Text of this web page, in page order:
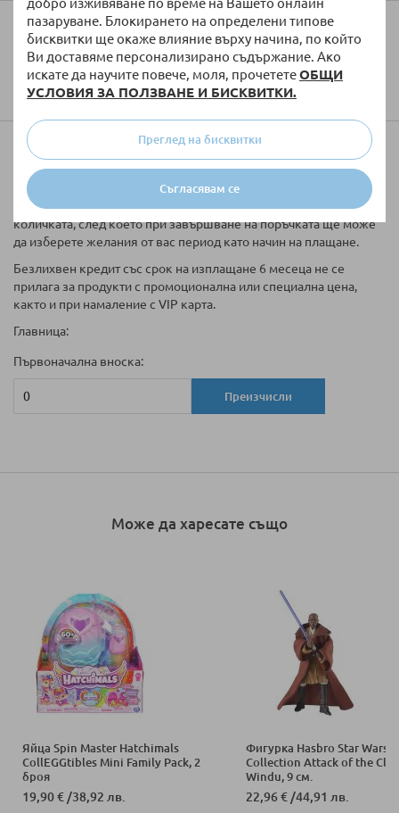
добро изживяване по време на Вашето онлайн
пазаруване. Блокирането на определени типове
бисквитки ще окаже влияние върху начина, по който
Ви доставяме персонализирано съдържание. Ако
искате да научите повече, моля, прочететеОБЩИ
УСЛОВИЯ ЗА ПОЛЗВАНЕ И БИСКВИТКИ.
Съгласявам се
Преглед на бисквитки
Колко ще струва доставката?
Купи на вноски
Таблицата за кредитиране е информативна. Ако желаете да
закупите артикула на изплащане, моля да го добавите в
количката, след което при завършване на поръчката ще може
да изберете желания от вас период като начин на плащане.
Безлихвен кредит със срок на изплащане 6 месеца не се
прилага за продукти с промоционална или специална цена,
както и при намаление с VIP карта.
Главница:
Първоначална вноска:
Преизчисли
Може да харесате също
Яйца Spin Master Hatchimals
CollEGGtibles Mini Family Pack, 2
броя
19,90 €/38,92 лв.
Фигурка Hasbro Star Wars
Collection Attack of the
Windu, 9 см.
22,96 €/44,91 лв.